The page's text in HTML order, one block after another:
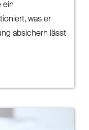
ein
was er
absichern lässt